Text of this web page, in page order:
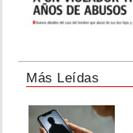
Más Leídas